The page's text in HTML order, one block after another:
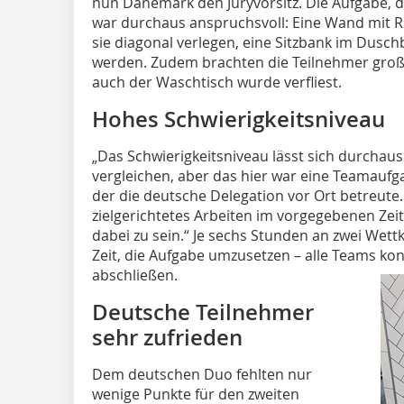
war durchaus anspruchsvoll: Eine Wand mit
sie diagonal verlegen, eine Sitzbank im
werden. Zudem brachten die Teilnehmer
auch der Waschtisch wurde verfliest.
Hohes Schwierigkeitsniveau
„Das Schwierigkeitsniveau lässt sich
vergleichen, aber das hier war eine
der die deutsche Delegation vor Ort
zielgerichtetes Arbeiten im vorgegebenen
dabei zu sein.“ Je sechs Stunden an zwei
Zeit, die Aufgabe umzusetzen – alle Teams
abschließen.
Deutsche Teilnehmer
sehr zufrieden
Dem deutschen Duo fehlten nur
wenige Punkte für den zweiten